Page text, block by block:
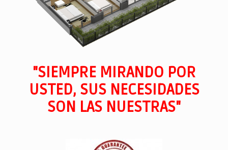
"SIEMPRE MIRANDO POR
USTED, SUS NECESIDADES
SON LAS NUESTRAS"